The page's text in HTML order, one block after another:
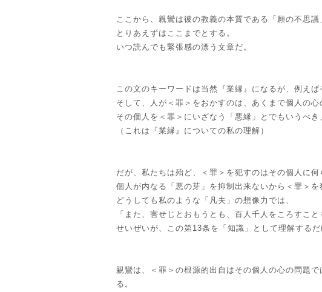
ここから、親鸞は彼の教義の本質である「願の不思
とりあえずはここまでとする。
いつ読んでも緊張感の漂う文章だ。
この文のキーワードは当然『業縁』になるが、例え
そして、人が＜罪＞をおかすのは、あくまで個人の心
その個人を＜罪＞にいざなう「悪縁」とでもいうべ
（これは『業縁』についての私の理解）
だが、私たちは殆ど、＜罪＞を犯すのはその個人に何
個人が内なる「悪の芽」を抑制出来ないから＜罪＞を
どうしても私のような「凡夫」の想像力では、
「また、害せじとおもうとも、百人千人をころすこ
せいぜいが、この第13条を「知識」として理解するだ
親鸞は、＜罪＞の根源的出自はその個人の心の問題
る。